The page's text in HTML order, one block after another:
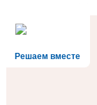
Решаем вместе